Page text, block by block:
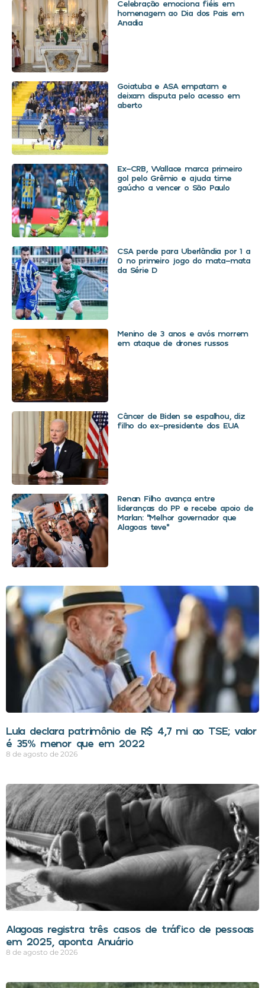
Celebração emociona fiéis em
homenagem ao Dia dos Pais em
Anadia
Goiatuba e ASA empatam e
deixam disputa pelo acesso em
aberto
Ex-CRB, Wallace marca primeiro
gol pelo Grêmio e ajuda time
gaúcho a vencer o São Paulo
CSA perde para Uberlândia por 1 a
0 no primeiro jogo do mata-mata
da Série D
Menino de 3 anos e avós morrem
em ataque de drones russos
Câncer de Biden se espalhou, diz
filho do ex-presidente dos EUA
Renan Filho avança entre
lideranças do PP e recebe apoio de
Marlan: “Melhor governador que
Alagoas teve”
Lula declara patrimônio de R$ 4,7 mi ao TSE; valor
é 35% menor que em 2022
8 de agosto de 2026
Alagoas registra três casos de tráfico de pessoas
em 2025, aponta Anuário
8 de agosto de 2026